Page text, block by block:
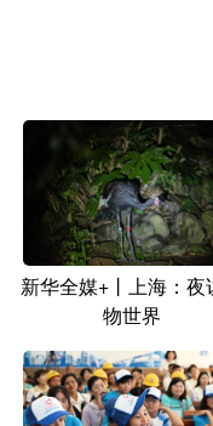
新华全媒+丨上海：夜
物世界